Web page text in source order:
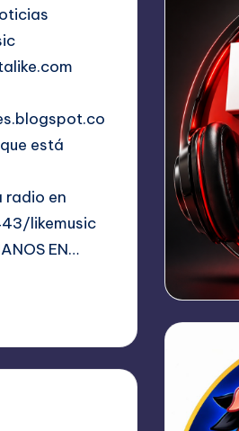
está
radio en
likemusic
EN…